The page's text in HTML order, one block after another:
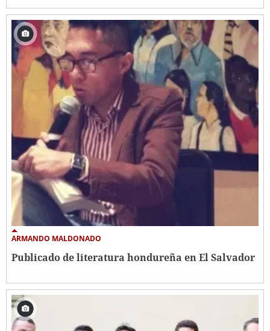
ARMANDO MALDONADO
Publicado de literatura hondureña en El Salvador